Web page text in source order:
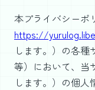
本プライバシーポ
https://
します。）の各
等）において、当
します。）の個